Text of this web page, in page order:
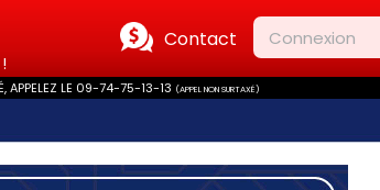
APPELEZ LE 09-74-75-13-13 (APPEL NON SURTAXÉ)
Contact
Connexion